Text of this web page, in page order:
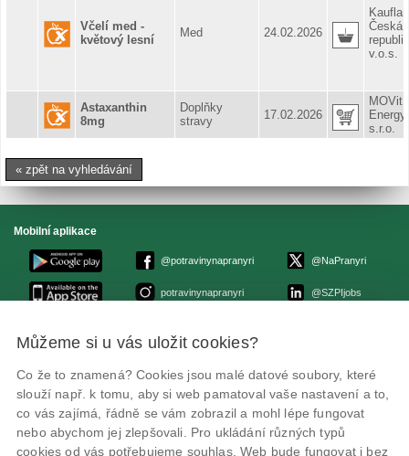
Včelí med -
květový lesní
Med 24.02.2026
Česká
v.o.s.
Astaxanthin
8mg
Doplňky
stravy
17.02.2026
MOVit
Energy
s.r.o.
« zpět na vyhledávání
Mobilní aplikace
@potravinynapranyri
potravinynapranyri
@NaPranyri
@SZPIjobs
© Státní zemědělská a potravinářská inspekce 2026
ID datové schránky: avraiqg
IČO: 75014149, DIČ: CZ75014149
Zásady ochrany soukromí
Nastavení cookies
Můžeme si u vás uložit cookies?
Co že to znamená? Cookies jsou malé datové soubory, které
slouží např. k tomu, aby si web pamatoval vaše nastavení a to,
co vás zajímá, řádně se vám zobrazil a mohl lépe fungovat
nebo abychom jej zlepšovali. Pro ukládání různých typů
cookies od vás potřebujeme souhlas. Web bude fungovat i bez